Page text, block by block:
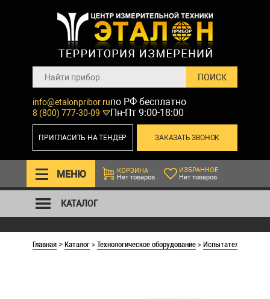
info@etalonpribor.ru
8 (800) 777-30-09
по РФ бесплатно
Пн-Пт 9:00-18:00
ЗАКАЗАТЬ ЗВОНОК
ПРИГЛАСИТЬ НА ТЕНДЕР
МЕНЮ
КОРЗИНА
Нет товаров
ИЗБРАННОЕ
Нет товаров
КАТАЛОГ
Главная >Каталог>Технологическое оборудование>Испытательные